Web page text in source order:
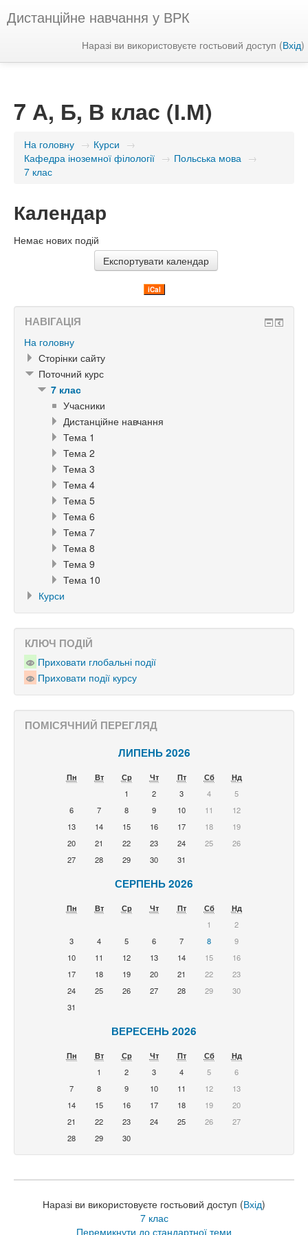
Дистанційне навчання у ВРК
Наразі ви використовуєте гостьовий доступ (Вхід)
7 А, Б, В клас (І.М)
На головну → Курси →
Кафедра іноземної філології → Польська мова →
7 клас
Календар
Немає нових подій
iCal
НАВІГАЦІЯ
На головну
Сторінки сайту
Поточний курс
7 клас
Учасники
Дистанційне навчання
Тема 1
Тема 2
Тема 3
Тема 4
Тема 5
Тема 6
Тема 7
Тема 8
Тема 9
Тема 10
Курси
КЛЮЧ ПОДІЙ
Приховати глобальні події
Приховати події курсу
ПОМІСЯЧНИЙ ПЕРЕГЛЯД
ЛИПЕНЬ 2026
Пн Вт Ср Чт Пт Сб
Нд
1
2 3 4
5
6
7 8 9 10 11
12
13
14 15 16 17 18
19
20
21 22 23 24 25
26
27
28 29 30 31
СЕРПЕНЬ 2026
Пн Вт Ср Чт Пт Сб
Нд
1
2
3
4 5 6 7 8
9
10
11 12 13 14 15
16
17
18 19 20 21 22
23
24
25 26 27 28 29
30
31
ВЕРЕСЕНЬ 2026
Пн Вт Ср Чт Пт Сб
Нд
1
2 3 4 5
6
7
8 9 10 11 12
13
14
15 16 17 18 19
20
21
22 23 24 25 26
27
28
29 30
Наразі ви використовуєте гостьовий доступ (Вхід)
7 клас
Перемикнути до стандартної теми